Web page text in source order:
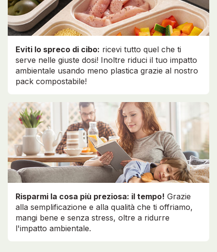
Eviti lo spreco di cibo: ricevi tutto quel che ti
serve nelle giuste dosi! Inoltre riduci il tuo impatto
ambientale usando meno plastica grazie al nostro
pack compostabile!
Risparmi la cosa più preziosa: il tempo! Grazie
alla semplificazione e alla qualità che ti offriamo,
mangi bene e senza stress, oltre a ridurre
l'impatto ambientale.